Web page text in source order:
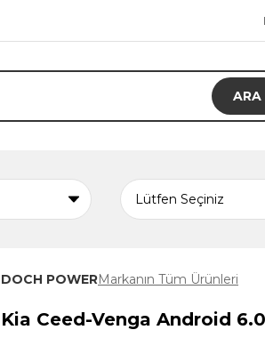
ARA
DOCH POWERMarkanın Tüm Ürünleri
Kia Ceed-Venga Android 6.0